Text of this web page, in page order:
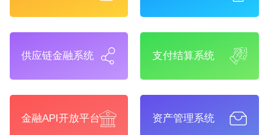
供应链金融系统 支付结算系统
金融API开放平台 资产管理系统